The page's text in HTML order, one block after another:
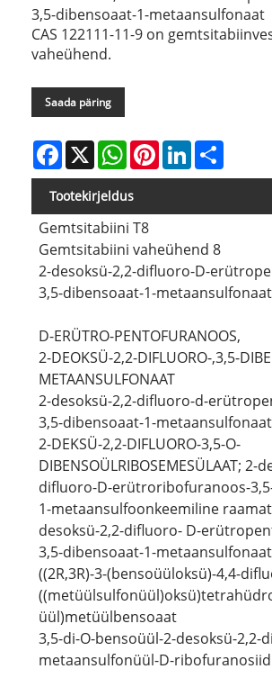
3,5-dibensoaat-1-metaansulfonaat
CAS 122111-11-9 on
vaheühend.
Saada päring
Facebook
X WhatsAppPinterestLinkedIn
Tootekirjeldus
Gemtsitabiini T8
Gemtsitabiini vaheühend 8
2-desoksü-2,2-difluoro-D-
3,5-dibensoaat-1-metaansulfonaat
D-ERÜTRO-PENTOFURANOOS,
2-DEOKSÜ-2,2-DIFLUORO-,3,5-
METAANSULFONAAT
2-desoksü-2,2-difluoro-d-
3,5-dibensoaat-1-metaansulfonaat
2-DEKSÜ-2,2-DIFLUORO-3,5-O-
DIBENSOÜLRIBOSEMESÜLAAT; 2-
difluoro-D-erütroribofuranoos-
1-metaansulfoonkeemiline
desoksü-2,2-difluoro- D-
3,5-dibensoaat-1-metaansulfonaat
((2R,3R)-3-(bensoüüloksü)-4,4-
üül)metüülbensoaat
3,5-di-O-bensoüül-2-desoksü-2,2-
metaansulfonüül-D-ribofuranosiid